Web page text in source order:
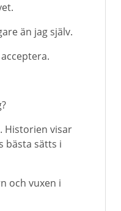
än jag själv.
Historien visar
bästa sätts i
och vuxen i